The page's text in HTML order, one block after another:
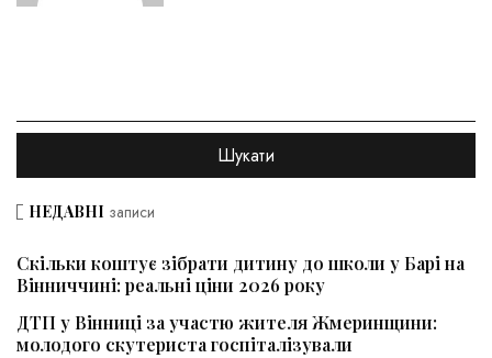
НЕДАВНІ записи
Скільки коштує зібрати дитину до школи у Барі на
Вінниччині: реальні ціни 2026 року
ДТП у Вінниці за участю жителя Жмеринщини:
молодого скутериста госпіталізували